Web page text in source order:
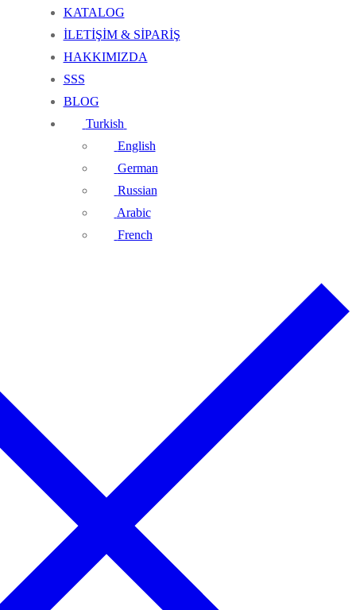
KATALOG
İLETİŞİM & SİPARİŞ
HAKKIMIZDA
SSS
BLOG
Turkish
English
German
Russian
Arabic
French